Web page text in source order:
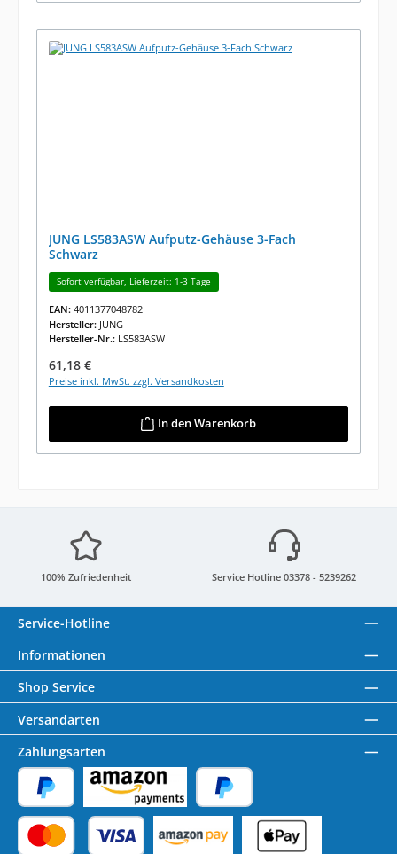
JUNG LS583ASW Aufputz-Gehäuse 3-Fach
Schwarz
Sofort verfügbar, Lieferzeit: 1-3 Tage
EAN: 4011377048782
Hersteller: JUNG
Hersteller-Nr.: LS583ASW
Regulärer Preis:
61,18 €
Preise inkl. MwSt. zzgl. Versandkosten
In den Warenkorb
100% Zufriedenheit Service Hotline 03378 - 5239262
Service-Hotline
Informationen
Shop Service
Versandarten
Zahlungsarten
PayPal Amazon Pay Später Bezahlen